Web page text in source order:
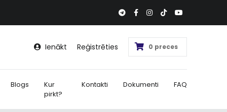
Ienākt Reģistrēties 0 preces
Blogs
Kur
pirkt?
Kontakti Dokumenti FAQ